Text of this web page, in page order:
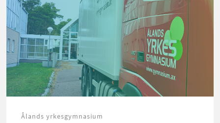
Ålands yrkesgymnasium